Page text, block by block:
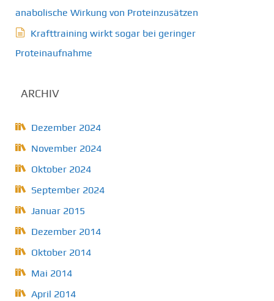
anabolische Wirkung von Proteinzusätzen
Krafttraining wirkt sogar bei geringer
Proteinaufnahme
ARCHIV
Dezember 2024
November 2024
Oktober 2024
September 2024
Januar 2015
Dezember 2014
Oktober 2014
Mai 2014
April 2014